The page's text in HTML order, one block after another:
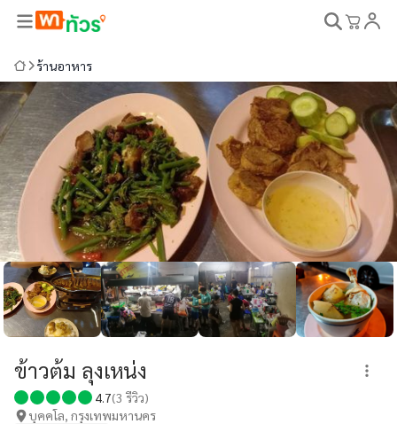
ร้านอาหาร
ข้าวต้ม ลุงเหน่ง
4.7(3 รีวิว)
บุคคโล, กรุงเทพมหานคร